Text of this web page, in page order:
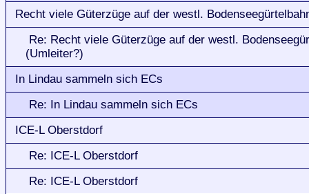
Recht viele Güterzüge auf der westl.
Re: Recht viele Güterzüge auf der westl.
(Umleiter?)
In Lindau sammeln sich ECs
Re: In Lindau sammeln sich ECs
ICE-L Oberstdorf
Re: ICE-L Oberstdorf
Re: ICE-L Oberstdorf